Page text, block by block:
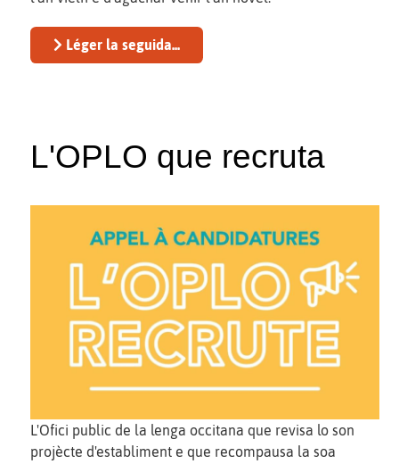
Léger la seguida...
L'OPLO que recruta
L'Ofici public de la lenga occitana que revisa lo son
projècte d'establiment e que recompausa la soa